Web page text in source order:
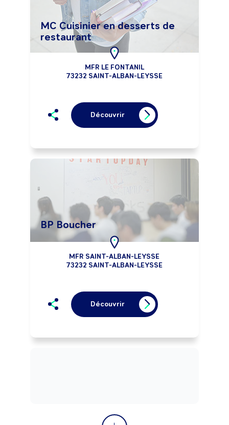
MC Cuisinier en desserts de
restaurant
MFR LE FONTANIL
73232 SAINT-ALBAN-LEYSSE
Découvrir
BP Boucher
MFR SAINT-ALBAN-LEYSSE
73232 SAINT-ALBAN-LEYSSE
Découvrir